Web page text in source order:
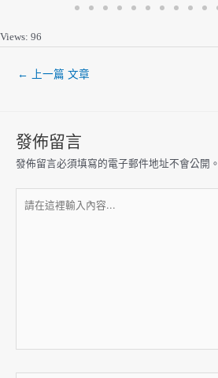
Views: 96
← 上一篇 文章
發佈留言
發佈留言必須填寫的電子郵件地址不會公開。